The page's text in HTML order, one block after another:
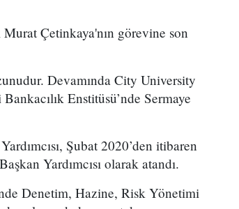
Çetinkaya'nın görevine son
Devamında City University
Enstitüsü’nde Sermaye
Şubat 2020’den itibaren
Yardımcısı olarak atandı.
Denetim, Hazine, Risk Yönetimi